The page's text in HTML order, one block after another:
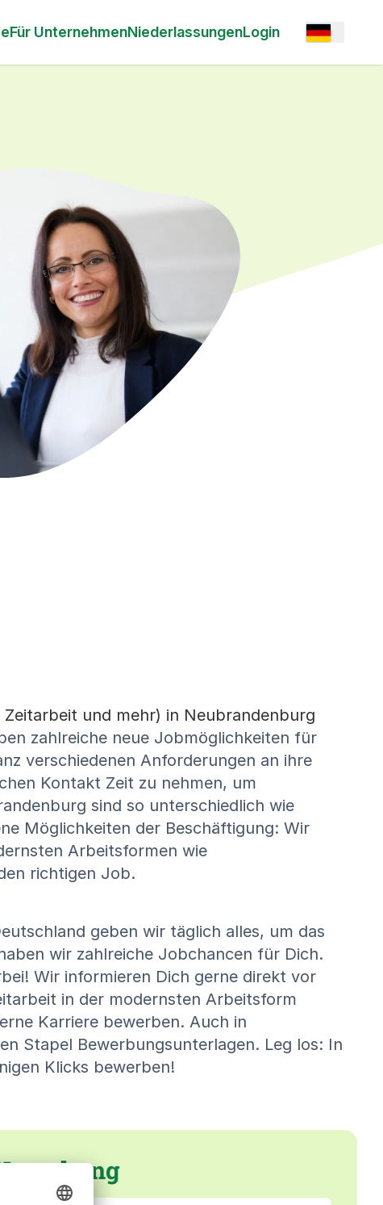
Für UnternehmenNiederlassungenLogin Open
und mehr) in Neubrandenburg
zahlreiche neue Jobmöglichkeiten für
verschiedenen Anforderungen an ihre
Kontakt Zeit zu nehmen, um
sind so unterschiedlich wie
Möglichkeiten der Beschäftigung: Wir
Arbeitsformen wie
richtigen Job.
geben wir täglich alles, um das
wir zahlreiche Jobchancen für Dich.
Wir informieren Dich gerne direkt vor
in der modernsten Arbeitsform
Karriere bewerben. Auch in
Stapel Bewerbungsunterlagen. Leg los: In
Klicks bewerben!